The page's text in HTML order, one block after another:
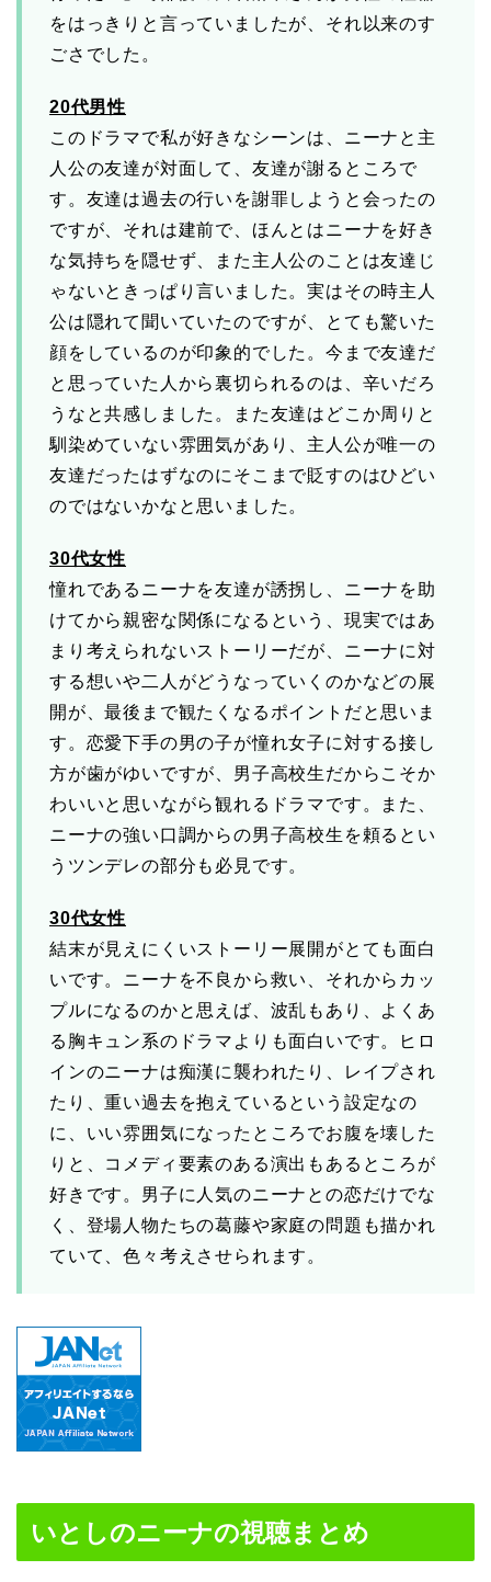
をはっきりと言っていましたが、それ以来のす
ごさでした。
20代男性
このドラマで私が好きなシーンは、ニーナと主
人公の友達が対面して、友達が謝るところで
す。友達は過去の行いを謝罪しようと会ったの
ですが、それは建前で、ほんとはニーナを好き
な気持ちを隠せず、また主人公のことは友達じ
ゃないときっぱり言いました。実はその時主人
公は隠れて聞いていたのですが、とても驚いた
顔をしているのが印象的でした。今まで友達だ
と思っていた人から裏切られるのは、辛いだろ
うなと共感しました。また友達はどこか周りと
馴染めていない雰囲気があり、主人公が唯一の
友達だったはずなのにそこまで貶すのはひどい
のではないかなと思いました。
30代女性
憧れであるニーナを友達が誘拐し、ニーナを助
けてから親密な関係になるという、現実ではあ
まり考えられないストーリーだが、ニーナに対
する想いや二人がどうなっていくのかなどの展
開が、最後まで観たくなるポイントだと思いま
す。恋愛下手の男の子が憧れ女子に対する接し
方が歯がゆいですが、男子高校生だからこそか
わいいと思いながら観れるドラマです。また、
ニーナの強い口調からの男子高校生を頼るとい
うツンデレの部分も必見です。
30代女性
結末が見えにくいストーリー展開がとても面白
いです。ニーナを不良から救い、それからカッ
プルになるのかと思えば、波乱もあり、よくあ
る胸キュン系のドラマよりも面白いです。ヒロ
インのニーナは痴漢に襲われたり、レイプされ
たり、重い過去を抱えているという設定なの
に、いい雰囲気になったところでお腹を壊した
りと、コメディ要素のある演出もあるところが
好きです。男子に人気のニーナとの恋だけでな
く、登場人物たちの葛藤や家庭の問題も描かれ
ていて、色々考えさせられます。
いとしのニーナの視聴まとめ